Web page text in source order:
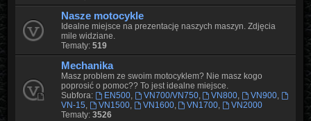
Nasze motocykle
Idealne miejsce na prezentację naszych maszyn. Zdjęcia
mile widziane.
Tematy: 519
Mechanika
Masz problem ze swoim motocyklem? Nie masz kogo
poprosić o pomoc?? To jest idealne miejsce.
Subfora:
EN500, VN700/VN750, VN800, VN900,
VN-15, VN1500, VN1600, VN1700,
VN2000
Tematy: 3526